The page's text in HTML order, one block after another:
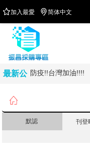
加入最愛 简体中文
最新公
!!!全民防疫!!台灣加油!!!!

默認 刊登